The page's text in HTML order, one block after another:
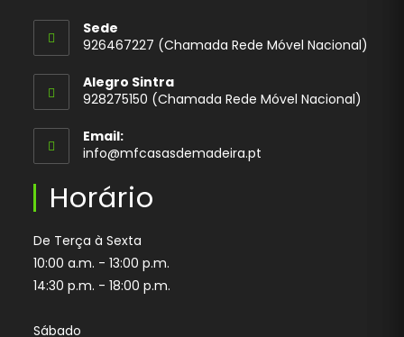
Sede
926467227 (Chamada Rede Móvel Nacional)
in
your
application
Alegro Sintra
928275150 (Chamada Rede Móvel Nacional)
Email:
info@mfcasasdemadeira.pt
Horário
De Terça à Sexta
10:00 a.m. - 13:00 p.m.
14:30 p.m. - 18:00 p.m.
Sábado